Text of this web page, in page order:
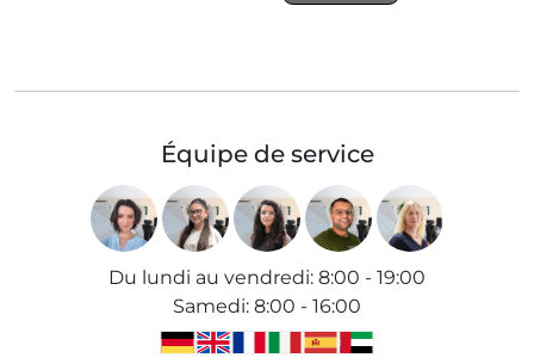
Équipe de service
Du lundi au vendredi: 8:00 - 19:00
Samedi: 8:00 - 16:00